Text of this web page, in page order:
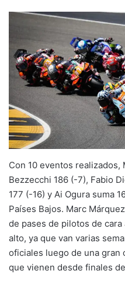
Con 10 eventos realizados,
Bezzecchi 186 (-7), Fabio
177 (-16) y Ai Ogura suma
Países Bajos. Marc
de pases de pilotos de
alto, ya que van varias
oficiales luego de una gran
que vienen desde finales